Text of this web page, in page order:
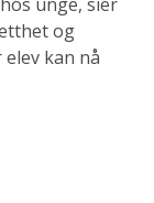
og
kan nå